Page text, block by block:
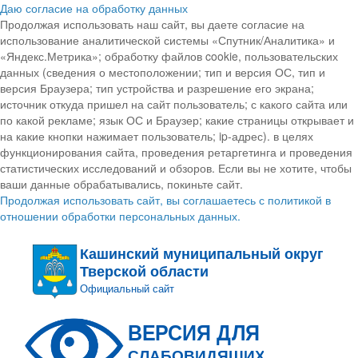
Даю согласие на обработку данных
Продолжая использовать наш сайт, вы даете согласие на
использование аналитической системы «Спутник/Аналитика» и
«Яндекс.Метрика»; обработку файлов cookie, пользовательских
данных (сведения о местоположении; тип и версия ОС, тип и
версия Браузера; тип устройства и разрешение его экрана;
источник откуда пришел на сайт пользователь; с какого сайта или
по какой рекламе; язык ОС и Браузер; какие страницы открывает и
на какие кнопки нажимает пользователь; ip-адрес). в целях
функционирования сайта, проведения ретаргетинга и проведения
статистических исследований и обзоров. Если вы не хотите, чтобы
ваши данные обрабатывались, покиньте сайт.
Продолжая использовать сайт, вы соглашаетесь с политикой в
отношении обработки персональных данных.